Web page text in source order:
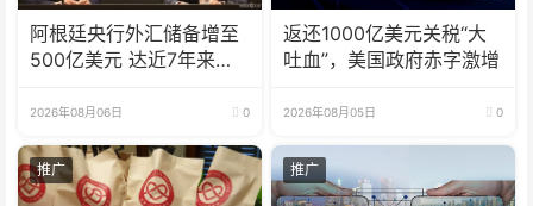
阿根廷央行外汇储备增至
500亿美元 达近7年来最
2026年08月06日 0
返还1000亿美元关税“大
吐血”，美国政府赤字激增
2026年08月05日 0
推广 推广